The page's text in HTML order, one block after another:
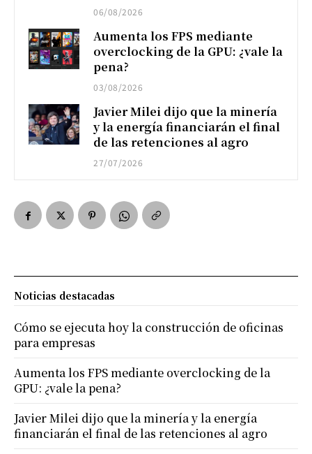
06/08/2026
Aumenta los FPS mediante
overclocking de la GPU: ¿vale la
pena?
03/08/2026
Javier Milei dijo que la minería
y la energía financiarán el final
de las retenciones al agro
27/07/2026
Noticias destacadas
Cómo se ejecuta hoy la construcción de oficinas
para empresas
Aumenta los FPS mediante overclocking de la
GPU: ¿vale la pena?
Javier Milei dijo que la minería y la energía
financiarán el final de las retenciones al agro